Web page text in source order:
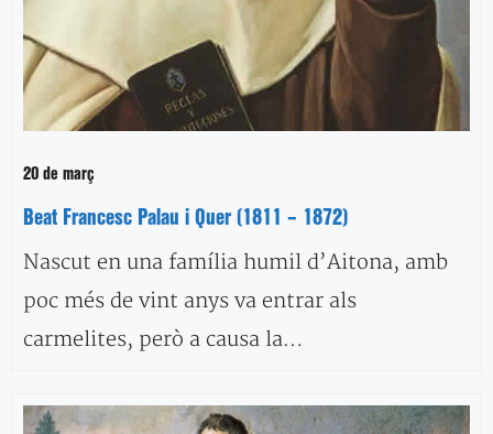
20 de març
Beat Francesc Palau i Quer (1811 – 1872)
Nascut en una família humil d’Aitona, amb
poc més de vint anys va entrar als
carmelites, però a causa la…